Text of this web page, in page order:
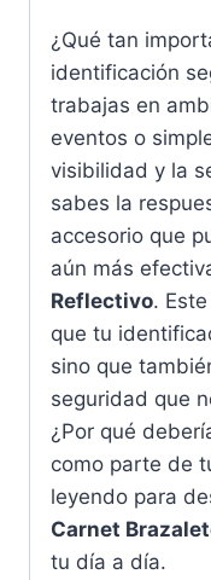
¿Qué tan
identificación
trabajas en
eventos o
visibilidad y la
sabes la
accesorio que
aún más
Reflectivo.
que tu
sino que
seguridad que
¿Por qué
como parte de
leyendo para
Carnet
tu día a día.